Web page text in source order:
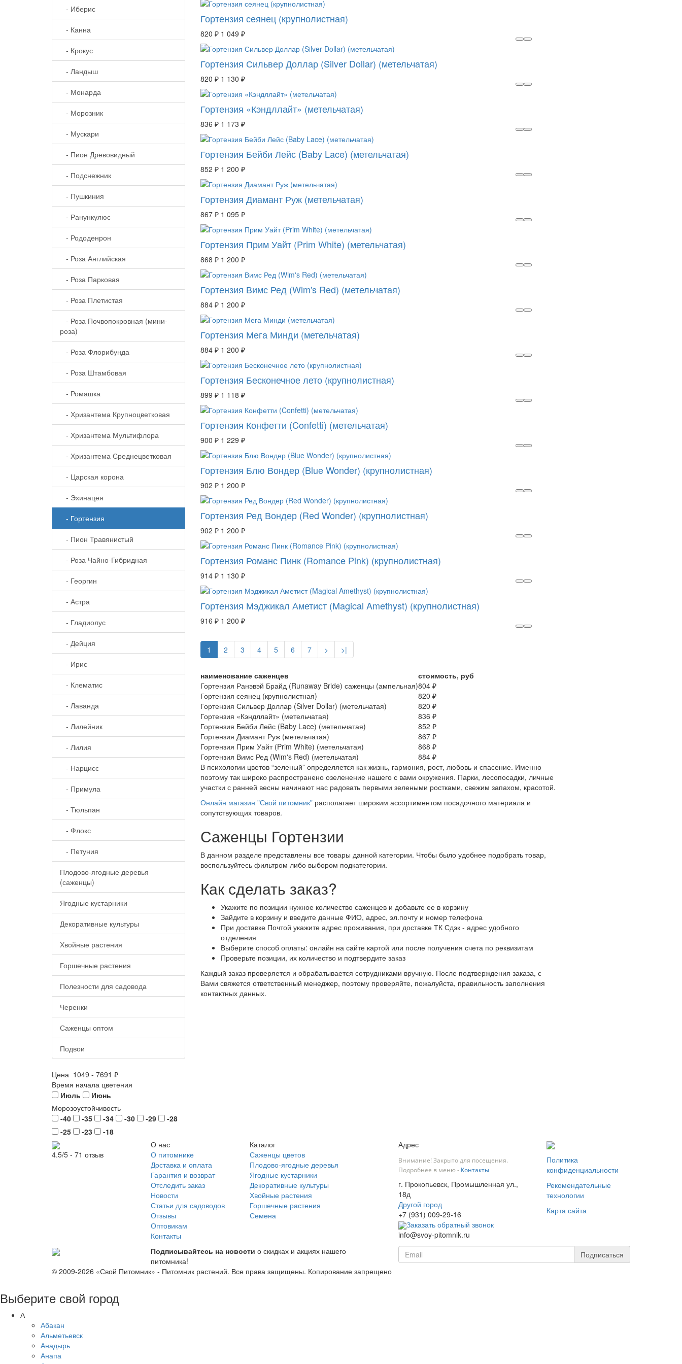
- Иберис
- Канна
- Крокус
- Ландыш
- Монарда
- Морозник
- Мускари
- Пион Древовидный
- Подснежник
- Пушкиния
- Ранункулюс
- Рододенрон
- Роза Английская
- Роза Парковая
- Роза Плетистая
- Роза Почвопокровная (мини-
роза)
- Роза Флорибунда
- Роза Штамбовая
- Ромашка
- Хризантема Крупноцветковая
- Хризантема Мультифлора
- Хризантема Среднецветковая
- Царская корона
- Эхинацея
- Гортензия
- Пион Травянистый
- Роза Чайно-Гибридная
- Георгин
- Астра
- Гладиолус
- Дейция
- Ирис
- Клематис
- Лаванда
- Лилейник
- Лилия
- Нарцисс
- Примула
- Тюльпан
- Флокс
- Петуния
Плодово-ягодные деревья
(саженцы)
Ягодные кустарники
Декоративные культуры
Хвойные растения
Горшечные растения
Полезности для садовода
Черенки
Саженцы оптом
Подвои
Цена 1049 - 7691 ₽
Время начала цветения
Июль
Июнь
Морозоустойчивость
-40
-35 -34 -30 -29
-28
-25
-23 -18
Гортензия сеянец (крупнолистная)
820 ₽ 1 049 ₽
Гортензия Сильвер Доллар (Silver Dollar) (метельчатая)
820 ₽ 1 130 ₽
Гортензия «Кэндллайт» (метельчатая)
836 ₽ 1 173 ₽
Гортензия Бейби Лейс (Baby Lace) (метельчатая)
852 ₽ 1 200 ₽
Гортензия Диамант Руж (метельчатая)
867 ₽ 1 095 ₽
Гортензия Прим Уайт (Prim White) (метельчатая)
868 ₽ 1 200 ₽
Гортензия Вимс Ред (Wim's Red) (метельчатая)
884 ₽ 1 200 ₽
Гортензия Мега Минди (метельчатая)
884 ₽ 1 200 ₽
Гортензия Бесконечное лето (крупнолистная)
899 ₽ 1 118 ₽
Гортензия Конфетти (Confetti) (метельчатая)
900 ₽ 1 229 ₽
Гортензия Блю Вондер (Blue Wonder) (крупнолистная)
902 ₽ 1 200 ₽
Гортензия Ред Вондер (Red Wonder) (крупнолистная)
902 ₽ 1 200 ₽
Гортензия Романс Пинк (Romance Pink) (крупнолистная)
914 ₽ 1 130 ₽
Гортензия Мэджикал Аметист (Magical Amethyst) (крупнолистная)
916 ₽ 1 200 ₽
1 2 3 4 5 6 7 > >|
наименование саженцев
стоимость, руб
Гортензия Ранэвэй Брайд (Runaway Bride) саженцы (ампельная)804 ₽
Гортензия сеянец (крупнолистная)
820 ₽
Гортензия Сильвер Доллар (Silver Dollar) (метельчатая)
820 ₽
Гортензия «Кэндллайт» (метельчатая)
836 ₽
Гортензия Бейби Лейс (Baby Lace) (метельчатая)
852 ₽
Гортензия Диамант Руж (метельчатая)
867 ₽
Гортензия Прим Уайт (Prim White) (метельчатая)
868 ₽
Гортензия Вимс Ред (Wim's Red) (метельчатая)
884 ₽
В психологии цветов “зеленый” определяется как жизнь, гармония, рост, любовь и спасение. Именно
поэтому так широко распространено озеленение нашего с вами окружения. Парки, лесопосадки, личные
участки с ранней весны начинают нас радовать первыми зелеными ростками, свежим запахом, красотой.
Онлайн магазин "Свой питомник"располагает широким ассортиментом посадочного материала и
сопутствующих товаров.
Саженцы Гортензии
В данном разделе представлены все товары данной категории. Чтобы было удобнее подобрать товар,
воспользуйтесь фильтром либо выбором подкатегории.
Как сделать заказ?
Укажите по позиции нужное количество саженцев и добавьте ее в корзину
Зайдите в корзину и введите данные ФИО, адрес, эл.почту и номер телефона
При доставке Почтой укажите адрес проживания, при доставке ТК Сдэк - адрес удобного
отделения
Выберите способ оплаты: онлайн на сайте картой или после получения счета по реквизитам
Проверьте позиции, их количество и подтвердите заказ
Каждый заказ проверяется и обрабатывается сотрудниками вручную. После подтверждения заказа, с
Вами свяжется ответственный менеджер, поэтому проверяйте, пожалуйста, правильность заполнения
контактных данных.
4.5/5 - 71 отзыв
О нас
О питомнике
Доставка и оплата
Гарантия и возврат
Отследить заказ
Новости
Статьи для садоводов
Отзывы
Оптовикам
Контакты
Каталог
Саженцы цветов
Плодово-ягодные деревья
Ягодные кустарники
Декоративные культуры
Хвойные растения
Горшечные растения
Семена
Адрес
Внимание! Закрыто для посещения.
Подробнее в меню - Контакты
г. Прокопьевск, Промышленная ул.,
18д
Другой город
+7 (931) 009-29-16
Заказать обратный звонок
info@svoy-pitomnik.ru
Политика
конфиденциальности
Рекомендательные
технологии
Карта сайта
Подписывайтесь на новости о скидках и акциях нашего
питомника!
Подписаться
© 2009-2026 «Свой Питомник» - Питомник растений. Все права защищены. Копирование запрещено
Выберите свой город
А
Абакан
Альметьевск
Анадырь
Анапа